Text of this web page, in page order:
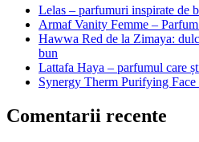
Lelas – parfumuri inspirate de
Armaf Vanity Femme –
Hawwa Red de la Zimaya:
bun
Lattafa Haya – parfumul care
Synergy Therm Purifying Face
Comentarii recente